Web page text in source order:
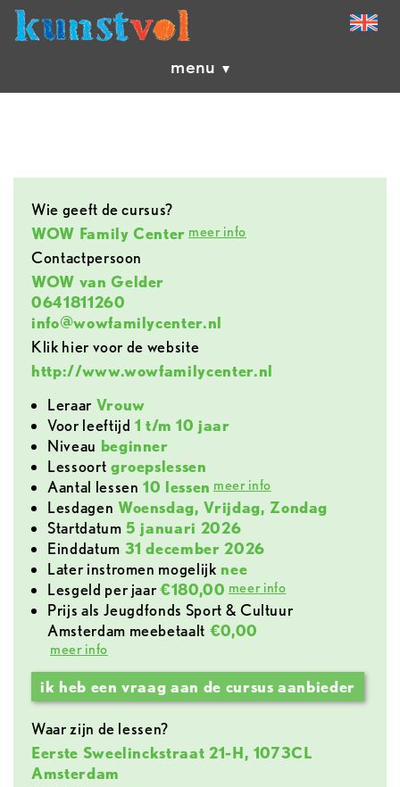
menu
Wie geeft de cursus?
WOW Family Center meer info
contactpersoon
WOW van Gelder
0641811260
info@wowfamilycenter.nl
Klik hier voor de website
http://www.wowfamilycenter.nl
leraar Vrouw
voor leeftijd 1 t/m 10 jaar
Niveau beginner
lessoort groepslessen
aantal lessen 10 lessen meer info
lesdagen Woensdag, Vrijdag, Zondag
Startdatum 5 januari 2026
Einddatum 31 december 2026
later instromen mogelijk nee
lesgeld per jaar€180,00 meer info
Prijs als Jeugdfonds Sport & Cultuur
Amsterdam meebetaalt €0,00
meer info
ik heb een vraag aan de cursus aanbieder
Waar zijn de lessen?
Eerste Sweelinckstraat 21-H, 1073CL
Amsterdam